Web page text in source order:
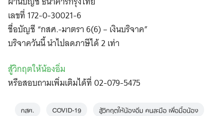
เลขที่ 172-0-30021-6
ชื่อบัญชี “กสศ.-มาตรา 6(6) – เงินบริจาค”
บริจาควันนี้ นำไปลดภาษีได้ 2 เท่า
สู้วิกฤตให้น้องอิ่ม
หรือสอบถามเพิ่มเติมได้ที่ 02-079-5475
กสศ. COVID-19
สู้วิกฤตให้น้องอิ่ม คนละมือ เพื่อมื้อน้อง